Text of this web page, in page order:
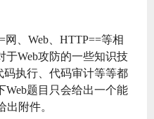
、Web、HTTP==等相
于Web攻防的一些知识技
码执行、代码审计等等都
Web题目只会给出一个能
附件。